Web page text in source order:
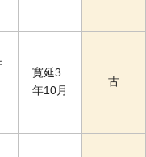
寛延3
年10月
古